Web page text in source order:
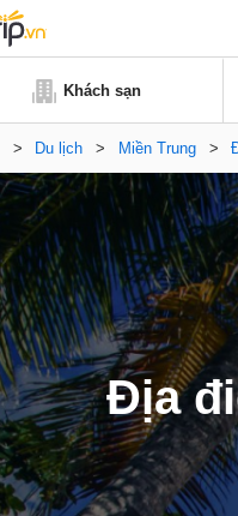
Khách sạn
> Du lịch > Miền Trung >
Địa